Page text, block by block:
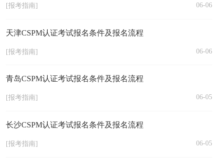
[报考指南] 06-06
天津CSPM认证考试报名条件及报名流程
[报考指南] 06-06
青岛CSPM认证考试报名条件及报名流程
[报考指南] 06-05
长沙CSPM认证考试报名条件及报名流程
[报考指南] 06-05